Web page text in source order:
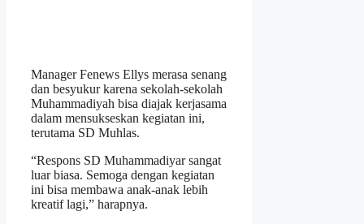
Manager Fenews Ellys merasa senang
dan besyukur karena sekolah-sekolah
Muhammadiyah bisa diajak kerjasama
dalam mensukseskan kegiatan ini,
terutama SD Muhlas.
“Respons SD Muhammadiyar sangat
luar biasa. Semoga dengan kegiatan
ini bisa membawa anak-anak lebih
kreatif lagi,” harapnya.